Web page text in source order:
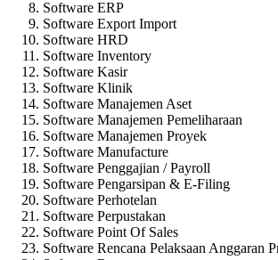
Software ERP
Software Export Import
Software HRD
Software Inventory
Software Kasir
Software Klinik
Software Manajemen Aset
Software Manajemen Pemeliharaan
Software Manajemen Proyek
Software Manufacture
Software Penggajian / Payroll
Software Pengarsipan & E-Filing
Software Perhotelan
Software Perpustakan
Software Point Of Sales
Software Rencana Pelaksaan Anggaran